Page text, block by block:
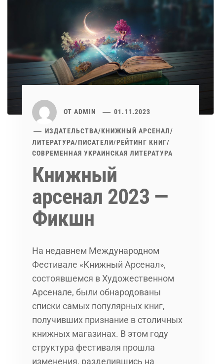
ОТ ADMIN 01.11.2023
ИЗДАТЕЛЬСТВА/КНИЖНЫЙ АРСЕНАЛ/
ЛИТЕРАТУРА/ПИСАТЕЛИ/РЕЙТИНГ КНИГ/
СОВРЕМЕННАЯ УКРАИНСКАЯ ЛИТЕРАТУРА
Книжный
арсенал 2023 —
Фикшн
На недавнем Международном
Фестивале «Книжный Арсенал»,
состоявшемся в Художественном
Арсенале, были обнародованы
списки самых популярных книг,
получивших признание в столичных
книжных магазинах. В этом году
структура фестиваля прошла
изменения, разделившись на